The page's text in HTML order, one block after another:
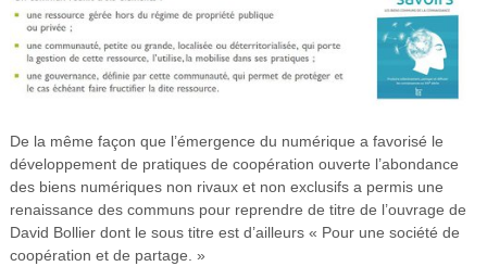
De la même façon que l’émergence du numérique a favorisé le
développement de pratiques de coopération ouverte l’abondance
des biens numériques non rivaux et non exclusifs a permis une
renaissance des communs pour reprendre de titre de l’ouvrage de
David Bollier dont le sous titre est d’ailleurs « Pour une société de
coopération et de partage. »